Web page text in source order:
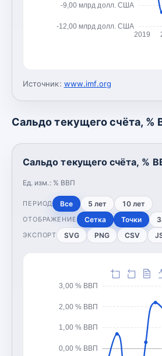
-12,00 млрд долл. США
-9,00 млрд долл. США
2019
Источник: www.imf.org
Сальдо текущего счёта, %
Сальдо текущего счёта, %
Ед. изм.: % ВВП
ПЕРИОД Все 5 лет 10 лет
ОТОБРАЖЕНИЕ Сетка Точки
ЭКСПОРТ SVG PNG CSV
0,00 % ВВП
1,00 % ВВП
2,00 % ВВП
3,00 % ВВП